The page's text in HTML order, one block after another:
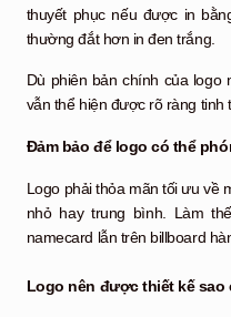
thuyết phục nếu được in
thường đắt hơn in đen trắng.
Dù phiên bản chính của logo
vẫn thể hiện được rõ ràng tinh
Đảm bảo để logo có thể
Logo phải thỏa mãn tối ưu về
nhỏ hay trung bình. Làm
namecard lẫn trên billboard
Logo nên được thiết kế sao